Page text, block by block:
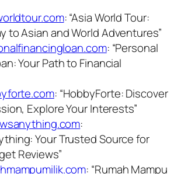
: “Asia World Tour:
to Asian and World Adventures”
: “Personal
Your Path to Financial
: “HobbyForte: Discover
Explore Your Interests”
:
Your Trusted Source for
Reviews”
: “Rumah Mampu